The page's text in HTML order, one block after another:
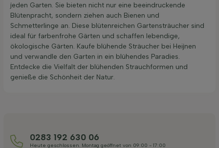
jeden Garten. Sie bieten nicht nur eine beeindruckende
Blütenpracht, sondern ziehen auch Bienen und
Schmetterlinge an. Diese blütenreichen Gartensträucher sind
ideal für farbenfrohe Gärten und schaffen lebendige,
ökologische Gärten. Kaufe blühende Sträucher bei Heijnen
und verwandle den Garten in ein blühendes Paradies.
Entdecke die Vielfalt der blühenden Strauchformen und
genieße die Schönheit der Natur.
0283 192 630 06
Heute geschlossen. Montag geöffnet von 09:00 - 17:00